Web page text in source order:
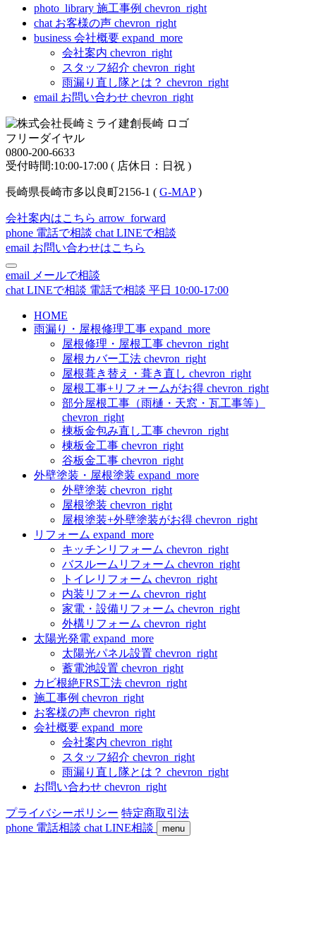
photo_library 施工事例 chevron_right
chat お客様の声 chevron_right
business 会社概要 expand_more
会社案内 chevron_right
スタッフ紹介 chevron_right
雨漏り直し隊とは？ chevron_right
email お問い合わせ chevron_right
フリーダイヤル
0800-200-6633
受付時間:10:00-17:00 ( 店休日：日祝 )
長崎県長崎市多以良町2156-1 ( G-MAP)
会社案内はこちら arrow_forward
phone 電話で相談 chat LINEで相談
email お問い合わせはこちら
email メールで相談
chat LINEで相談 電話で相談 平日 10:00-17:00
HOME
雨漏り・屋根修理工事 expand_more
屋根修理・屋根工事 chevron_right
屋根カバー工法 chevron_right
屋根葺き替え・葺き直し chevron_right
屋根工事+リフォームがお得 chevron_right
部分屋根工事（雨樋・天窓・瓦工事等）
chevron_right
棟板金包み直し工事 chevron_right
棟板金工事 chevron_right
谷板金工事 chevron_right
外壁塗装・屋根塗装 expand_more
外壁塗装 chevron_right
屋根塗装 chevron_right
屋根塗装+外壁塗装がお得 chevron_right
リフォーム expand_more
キッチンリフォーム chevron_right
バスルームリフォーム chevron_right
トイレリフォーム chevron_right
内装リフォーム chevron_right
家電・設備リフォーム chevron_right
外構リフォーム chevron_right
太陽光発電 expand_more
太陽光パネル設置 chevron_right
蓄電池設置 chevron_right
カビ根絶FRS工法 chevron_right
施工事例 chevron_right
お客様の声 chevron_right
会社概要 expand_more
会社案内 chevron_right
スタッフ紹介 chevron_right
雨漏り直し隊とは？ chevron_right
お問い合わせ chevron_right
プライバシーポリシー 特定商取引法
phone 電話相談 chat LINE相談 menu